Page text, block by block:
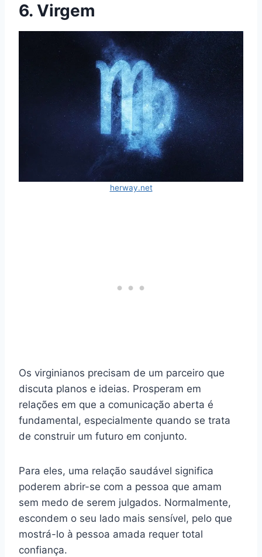
6. Virgem
herway.net
Os virginianos precisam de um parceiro que
discuta planos e ideias. Prosperam em
relações em que a comunicação aberta é
fundamental, especialmente quando se trata
de construir um futuro em conjunto.
Para eles, uma relação saudável significa
poderem abrir-se com a pessoa que amam
sem medo de serem julgados. Normalmente,
escondem o seu lado mais sensível, pelo que
mostrá-lo à pessoa amada requer total
confiança.